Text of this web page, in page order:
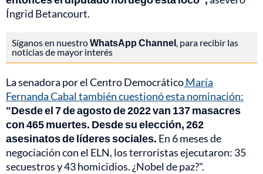
Íngrid Betancourt.
Síganos en nuestroWhatsApp Channel, para recibir las
noticias de mayor interés
La senadora por el Centro DemocráticoMaría
Fernanda Cabal también cuestionó esta nominación:
"Desde el 7 de agosto de 2022 van 137 masacres
con 465 muertes. Desde su elección, 262
asesinatos de líderes sociales. En 6 meses de
negociación con el ELN, los terroristas ejecutaron: 35
secuestros y 43 homicidios. ¿Nobel de paz?".